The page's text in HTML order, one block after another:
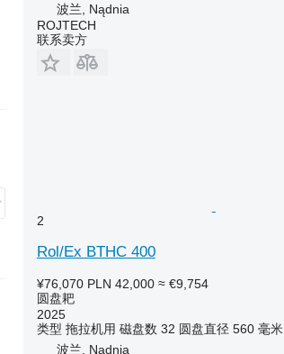
波兰, Nądnia
ROJTECH
联系卖方
2
Rol/Ex BTHC 400
¥76,070 PLN 42,000 ≈ €9,754
圆盘耙
2025
类型 拖拉机用 磁盘数 32 圆盘直径 560 毫米
波兰, Nądnia